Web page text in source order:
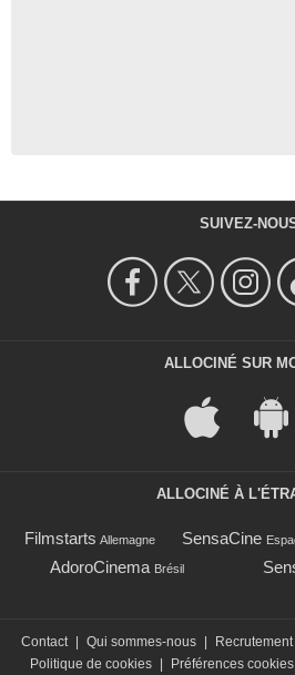
SUIVEZ-
ALLOCINÉ SUR
ALLOCINÉ À
Filmstarts Allemagne SensaCine
AdoroCinema Brésil
Contact Qui sommes-nous Recrutement
Politique de cookies
Préférences cookies